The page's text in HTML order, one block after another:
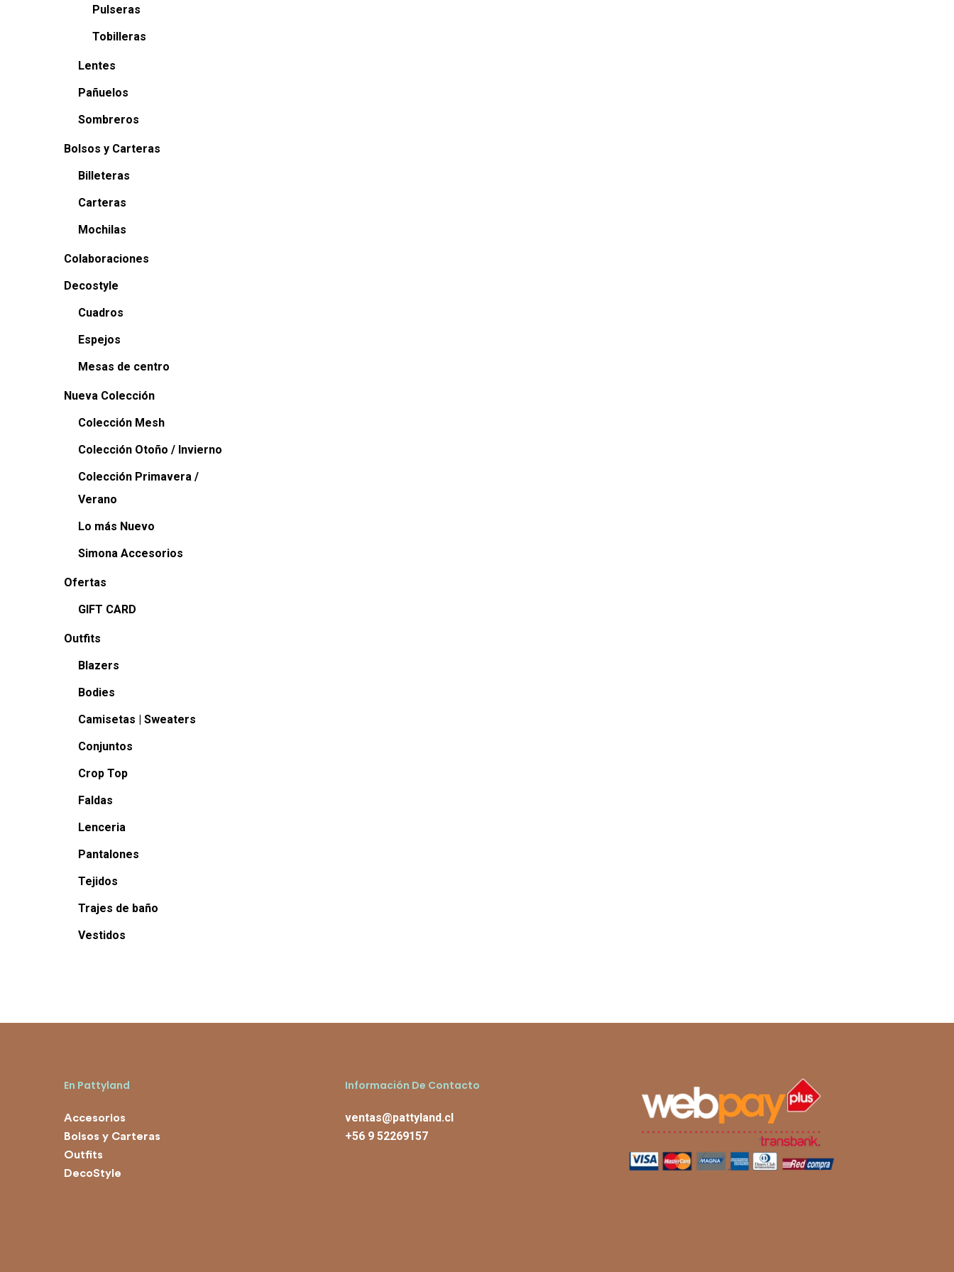
Pulseras
Tobilleras
Lentes
Pañuelos
Sombreros
Bolsos y Carteras
Billeteras
Carteras
Mochilas
Colaboraciones
Decostyle
Cuadros
Espejos
Mesas de centro
Nueva Colección
Colección Mesh
Colección Otoño / Invierno
Colección Primavera /
Verano
Lo más Nuevo
Simona Accesorios
Ofertas
GIFT CARD
Outfits
Blazers
Bodies
Camisetas | Sweaters
Conjuntos
Crop Top
Faldas
Lenceria
Pantalones
Tejidos
Trajes de baño
Vestidos
En Pattyland
Accesorios
Bolsos y Carteras
Outfits
DecoStyle
Información De Contacto
ventas@pattyland.cl
+56 9 52269157